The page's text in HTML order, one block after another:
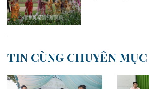
TIN CÙNG CHUYÊN MỤC